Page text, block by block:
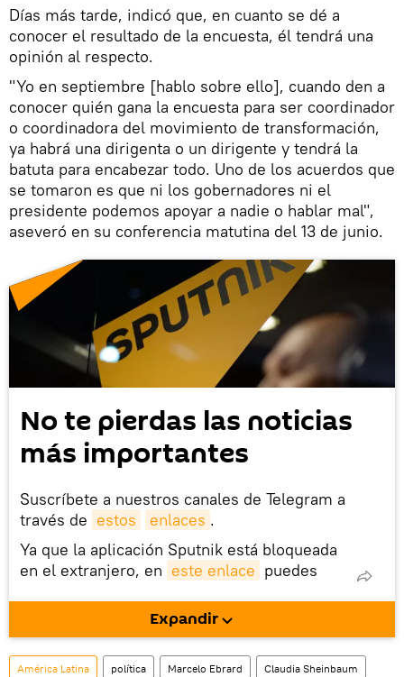
Días más tarde, indicó que, en cuanto se dé a
conocer el resultado de la encuesta, él tendrá una
opinión al respecto.
"Yo en septiembre [hablo sobre ello], cuando den a
conocer quién gana la encuesta para ser coordinador
o coordinadora del movimiento de transformación,
ya habrá una dirigenta o un dirigente y tendrá la
batuta para encabezar todo. Uno de los acuerdos que
se tomaron es que ni los gobernadores ni el
presidente podemos apoyar a nadie o hablar mal",
aseveró en su conferencia matutina del 13 de junio.
No te pierdas las noticias
más importantes
Suscríbete a nuestros canales de Telegram a
través de estos enlaces .
Ya que la aplicación Sputnik está bloqueada
en el extranjero, en este enlace puedes
móvil (¡solo para Android!).
También tenemos una cuenta en la red
social rusa VK .
Expandir
América Latina política Marcelo Ebrard Claudia Sheinbaum